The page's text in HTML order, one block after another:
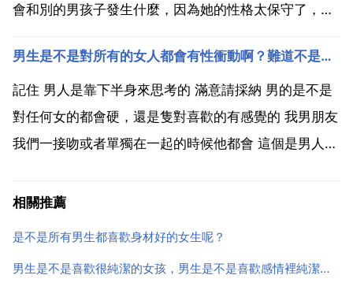
會和別的男孩子發生什麼，因為她的性格太保守了，也
是看男方願不願意，而是看你女朋友是怎樣的一個人！
我一看到女友跟別的男孩在一起.心裡蠻彆扭的.算是不
喜歡吧.但...
男生是不是對所有的女人都會有性衝動啊？難道不是應該對自己喜歡的人才有嗎
記住 男人是靠下半身來思考的 滿意請採納 男的是不是
對任何女的都會硬，還是隻對喜歡的有感覺的 我男朋友
我們一接吻或者單獨在一起的時候他都會 這個是男人的
的女人，就會有反應的。你是他愛的人，又正在親吻，
相關推薦
是不是所有男生都喜歡身材好的女生呢？
男生是不是喜歡很純潔的女孩，男生是不是喜歡感情裡純潔的女生？